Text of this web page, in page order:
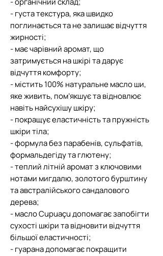
- густа текстура, яка швидко
поглинається та не залишає відчуття
жирності;
- має чарівний аромат, що
затримується на шкірі та дарує
відчуття комфорту;
- містить 100% натуральне масло ши,
яке живить, пом’якшує та відновлює
навіть найсухішу шкіру;
- покращує еластичність та пружність
шкіри тіла;
- формула без парабенів, сульфатів,
формальдегіду та глютену;
- теплий літній аромат з ключовими
нотами мигдалю, золотого бурштину
та австралійського сандалового
дерева;
- масло Cupuaçu допомагає запобігти
сухості шкіри та відновити відчуття
більшої еластичності;
- гуарана допомагає покращити